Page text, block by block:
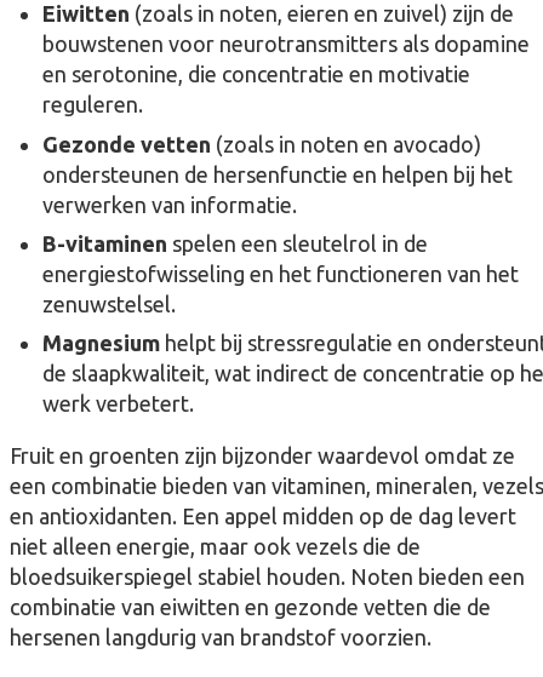
Eiwitten (zoals in noten, eieren en zuivel) zijn de
bouwstenen voor neurotransmitters als dopamine
en serotonine, die concentratie en motivatie
reguleren.
Gezonde vetten (zoals in noten en avocado)
ondersteunen de hersenfunctie en helpen bij het
verwerken van informatie.
B-vitaminen spelen een sleutelrol in de
energiestofwisseling en het functioneren van het
zenuwstelsel.
Magnesium helpt bij stressregulatie en
de slaapkwaliteit, wat indirect de concentratie op
werk verbetert.
Fruit en groenten zijn bijzonder waardevol omdat ze
een combinatie bieden van vitaminen, mineralen, vezels
en antioxidanten. Een appel midden op de dag levert
niet alleen energie, maar ook vezels die de
bloedsuikerspiegel stabiel houden. Noten bieden een
combinatie van eiwitten en gezonde vetten die de
hersenen langdurig van brandstof voorzien.